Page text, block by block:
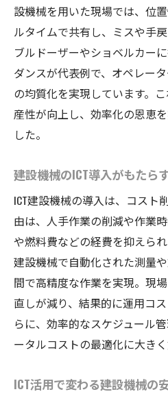
設機械を用いた現場では、位
ルタイムで共有し、ミスや手
ブルドーザーやショベルカー
ダンスが代表例で、オペレー
の均質化を実現しています。
産性が向上し、効率化の恩恵
した。
建設機械のICT導入がもたら
ICT建設機械の導入は、コスト
由は、人手作業の削減や作業
や燃料費などの経費を抑えら
建設機械で自動化された測量
間で高精度な作業を実現。現
直しが減り、結果的に運用コ
らに、効率的なスケジュール
ータルコストの最適化に大きく
ICT活用で変わる建設機械の